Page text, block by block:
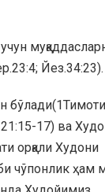
Йез.34:23).
17) ва
орқали Худони
чўпонлик ҳам